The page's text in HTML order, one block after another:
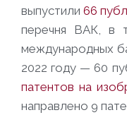
выпустили 66
перечня ВАК, в
международных
2022 году — 60
патентов на
направлено 9